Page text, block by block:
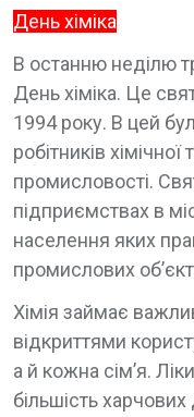
День хіміка
В останню неділю
День хіміка. Це
1994 року. В цей
робітників хімічної
промисловості.
підприємствах в
населення яких
промислових
Хімія займає
відкриттями
а й кожна сім’я.
більшість